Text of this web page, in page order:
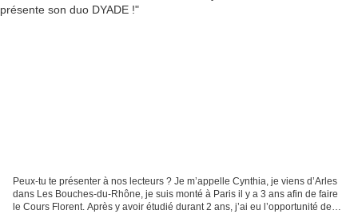
Peux-tu te présenter à nos lecteurs ? Je m’appelle Cynthia, je viens d’Arles
dans Les Bouches-du-Rhône, je suis monté à Paris il y a 3 ans afin de faire
le Cours Florent. Après y avoir étudié durant 2 ans, j’ai eu l’opportunité de